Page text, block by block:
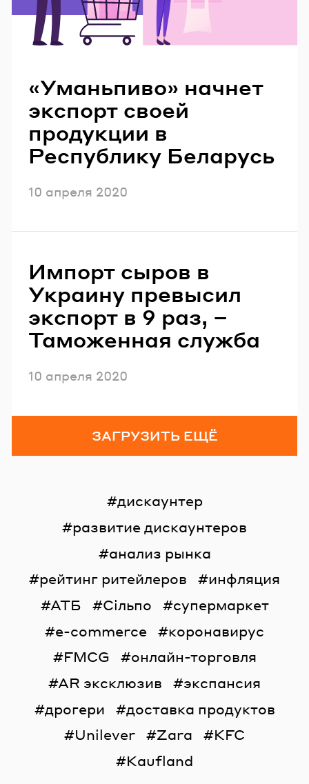
«Уманьпиво» начнет
экспорт своей
продукции в
Республику Беларусь
Опубликовано
10 апреля 2020
Импорт сыров в
Украину превысил
экспорт в 9 раз, –
Таможенная служба
Опубликовано
10 апреля 2020
ЗАГРУЗИТЬ ЕЩЁ
дискаунтер
развитие дискаунтеров
анализ рынка
рейтинг ритейлеров
инфляция
АТБ
Сільпо
супермаркет
e-commerce
коронавирус
FMCG
онлайн-торговля
AR эксклюзив
экспансия
дрогери
доставка продуктов
Unilever
Zara
KFC
Kaufland